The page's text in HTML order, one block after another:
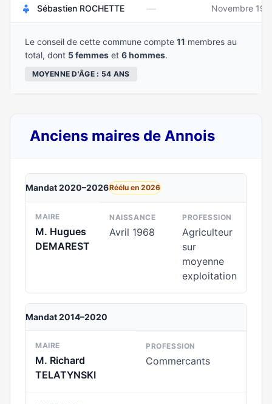
Sébastien ROCHETTE — Novembre
Le conseil de cette commune compte 11 membres au
total, dont 5 femmes et 6 hommes.
MOYENNE D'ÂGE : 54 ANS
Anciens maires de Annois
Mandat 2020–2026Réélu en 2026
MAIRE
M. Hugues
DEMAREST
NAISSANCE
Avril 1968
PROFESSION
Agriculteur
sur
moyenne
exploitation
Mandat 2014–2020
MAIRE
M. Richard
TELATYNSKI
PROFESSION
Commercants